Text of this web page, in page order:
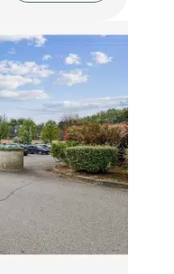
Fin 2026) Bus
Autoroute A4